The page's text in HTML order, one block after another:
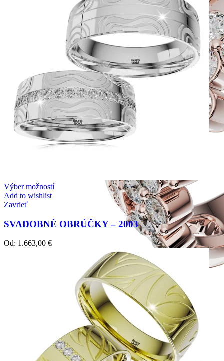
Výber možností
Add to wishlist
Zavrieť
SVADOBNÉ OBRÚČKY – 2003
Od: 1.663,00 €